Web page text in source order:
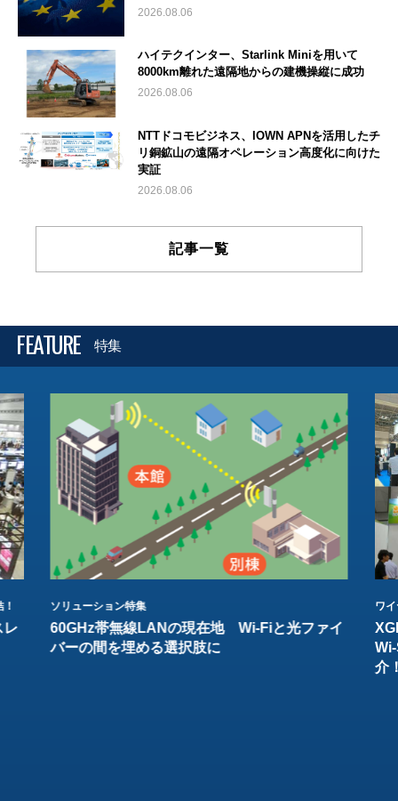
2026.08.06
ハイテクインター、Starlink Miniを用いて
8000km離れた遠隔地からの建機操縦に成功
2026.08.06
NTTドコモビジネス、IOWN APNを活用したチ
リ銅鉱山の遠隔オペレーション高度化に向けた
実証
2026.08.06
記事一覧
FEATURE 特集
レ
ソリューション特集
60GHz帯無線LANの現在地 Wi-Fiと光ファイ
バーの間を埋める選択肢に
ワ
介